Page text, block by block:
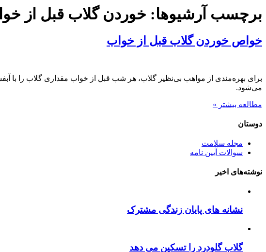
برچسب آرشیوها: خوردن گلاب قبل از
خواص خوردن گلاب قبل از خواب
برای بهره‌مندی از مواهب بی‌نظیر گلاب، هر شب قبل از خواب مقداری گلاب را
می‌شود.
مطالعه بیشتر »
دوستان
مجله سلامت
سوالات آیین نامه
نوشته‌های اخیر
نشانه های پایان زندگی مشترک
گلاب گلودرد را تسکین می دهد